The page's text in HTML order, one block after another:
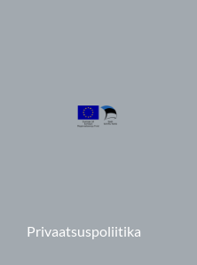
Privaatsuspoliitika